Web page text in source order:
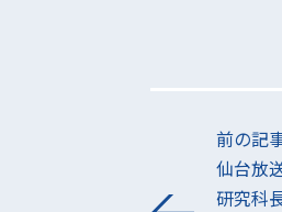
前の記
仙台放
研究科